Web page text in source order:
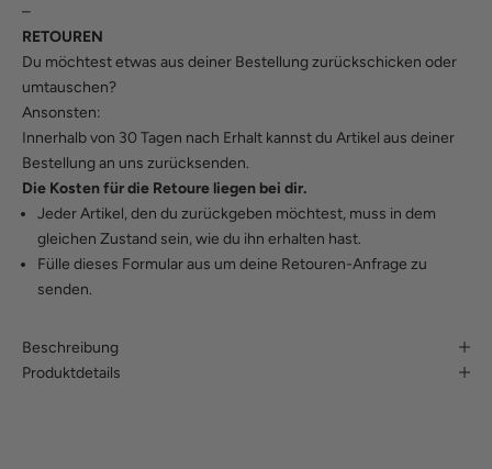
–
RETOUREN
Du möchtest etwas aus deiner Bestellung zurückschicken oder
umtauschen?
Ansonsten:
Innerhalb von 30 Tagen nach Erhalt kannst du Artikel aus deiner
Bestellung an uns zurücksenden.
Die Kosten für die Retoure liegen bei dir.
Jeder Artikel, den du zurückgeben möchtest, muss in dem
gleichen Zustand sein, wie du ihn erhalten hast.
Fülle dieses Formularaus um deine Retouren-Anfrage zu
senden.
Beschreibung
Produktdetails